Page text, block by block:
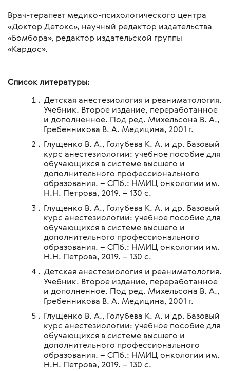
Врач-терапевт медико-психологического центра
«Доктор Детокс», научный редактор издательства
«Бомбора», редактор издательской группы
«Кардос».
Список литературы:
Детская анестезиология и реаниматология.
Учебник. Второе издание, переработанное
и дополненное. Под ред. Михельсона В. А.,
Гребенникова В. А. Медицина, 2001 г.
Глущенко В. А., Голубева К. А. и др. Базовый
курс анестезиологии: учебное пособие для
обучающихся в системе высшего и
дополнительного профессионального
образования. – СПб.: НМИЦ онкологии им.
Н.Н. Петрова, 2019. – 130 с.
Глущенко В. А., Голубева К. А. и др. Базовый
курс анестезиологии: учебное пособие для
обучающихся в системе высшего и
дополнительного профессионального
образования. – СПб.: НМИЦ онкологии им.
Н.Н. Петрова, 2019. – 130 с.
Детская анестезиология и реаниматология.
Учебник. Второе издание, переработанное
и дополненное. Под ред. Михельсона В. А.,
Гребенникова В. А. Медицина, 2001 г.
Глущенко В. А., Голубева К. А. и др. Базовый
курс анестезиологии: учебное пособие для
обучающихся в системе высшего и
дополнительного профессионального
образования. – СПб.: НМИЦ онкологии им.
Н.Н. Петрова, 2019. – 130 с.